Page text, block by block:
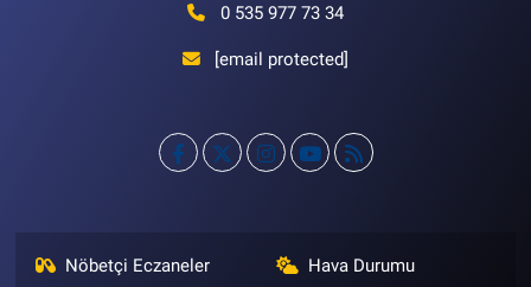
0 535 977 73 34
[email protected]
Nöbetçi Eczaneler Hava Durumu